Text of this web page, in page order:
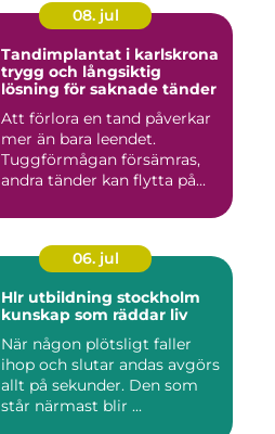
08. jul
Tandimplantat i karlskrona
trygg och långsiktig
lösning för saknade tänder
Att förlora en tand påverkar
mer än bara leendet.
Tuggförmågan försämras,
andra tänder kan flytta på...
06. jul
Hlr utbildning stockholm
kunskap som räddar liv
När någon plötsligt faller
ihop och slutar andas avgörs
allt på sekunder. Den som
står närmast blir ...